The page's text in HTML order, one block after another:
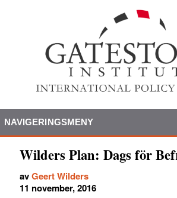
NAVIGERINGSMENY
Wilders Plan: Dags för
avGeert Wilders
11 november, 2016